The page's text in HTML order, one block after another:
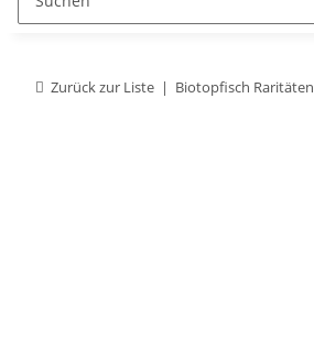
Zurück zur Liste Biotopfisch Raritäten